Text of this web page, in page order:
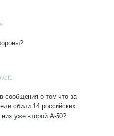
сообщения о том что за
сбили 14 российских
уже второй А-50?